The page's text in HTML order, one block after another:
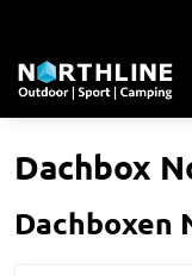
Dachbox
Dachboxen